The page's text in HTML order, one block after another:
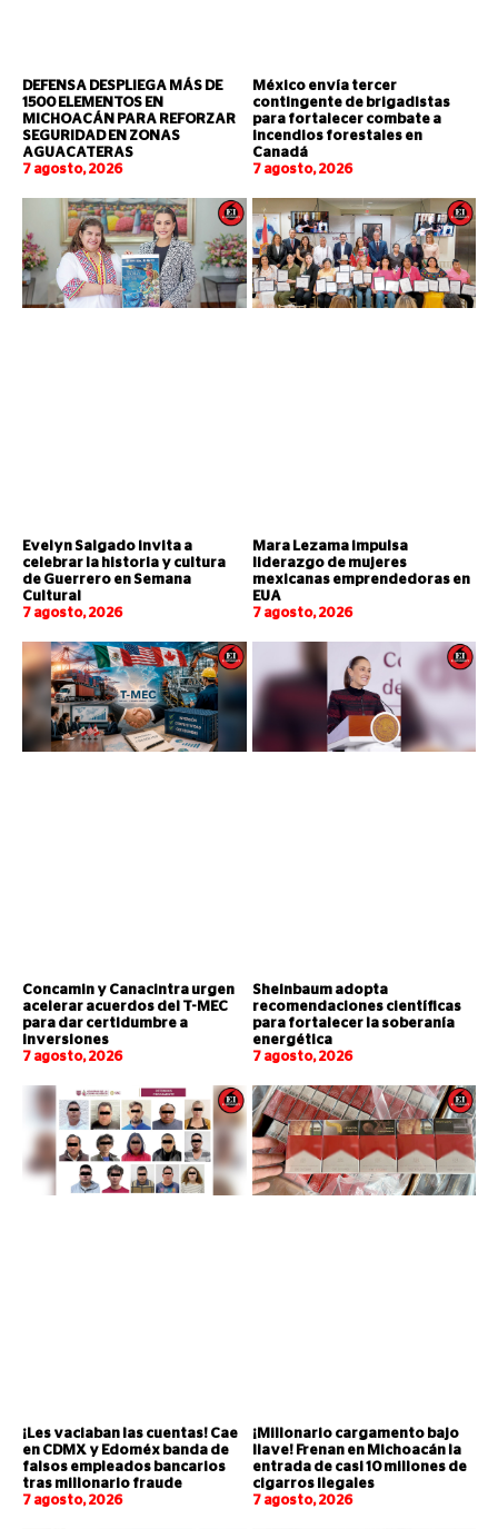
DEFENSA DESPLIEGA MÁS DE
1500 ELEMENTOS EN
MICHOACÁN PARA REFORZAR
SEGURIDAD EN ZONAS
AGUACATERAS
7 agosto, 2026
México envía tercer
contingente de brigadistas
para fortalecer combate a
incendios forestales en
Canadá
7 agosto, 2026
Evelyn Salgado invita a
celebrar la historia y cultura
de Guerrero en Semana
Cultural
7 agosto, 2026
Mara Lezama impulsa
liderazgo de mujeres
mexicanas emprendedoras en
EUA
7 agosto, 2026
Concamin y Canacintra urgen
acelerar acuerdos del T-MEC
para dar certidumbre a
inversiones
7 agosto, 2026
Sheinbaum adopta
recomendaciones científicas
para fortalecer la soberanía
energética
7 agosto, 2026
¡Les vaciaban las cuentas! Cae
en CDMX y Edoméx banda de
falsos empleados bancarios
tras millonario fraude
7 agosto, 2026
¡Millonario cargamento bajo
llave! Frenan en Michoacán la
entrada de casi 10 millones de
cigarros ilegales
7 agosto, 2026